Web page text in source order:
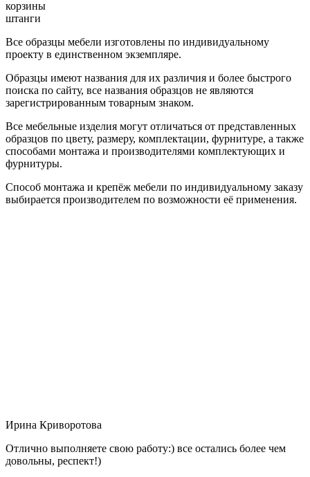
корзины
штанги
Все образцы мебели изготовлены по индивидуальному
проекту в единственном экземпляре.
Образцы имеют названия для их различия и более быстрого
поиска по сайту, все названия образцов не являются
зарегистрированным товарным знаком.
Все мебельные изделия могут отличаться от представленных
образцов по цвету, размеру, комплектации, фурнитуре, а также
способами монтажа и производителями комплектующих и
фурнитуры.
Способ монтажа и крепёж мебели по индивидуальному заказу
выбирается производителем по возможности её применения.
Ирина Криворотова
Отлично выполняете свою работу:) все остались более чем
довольны, респект!)